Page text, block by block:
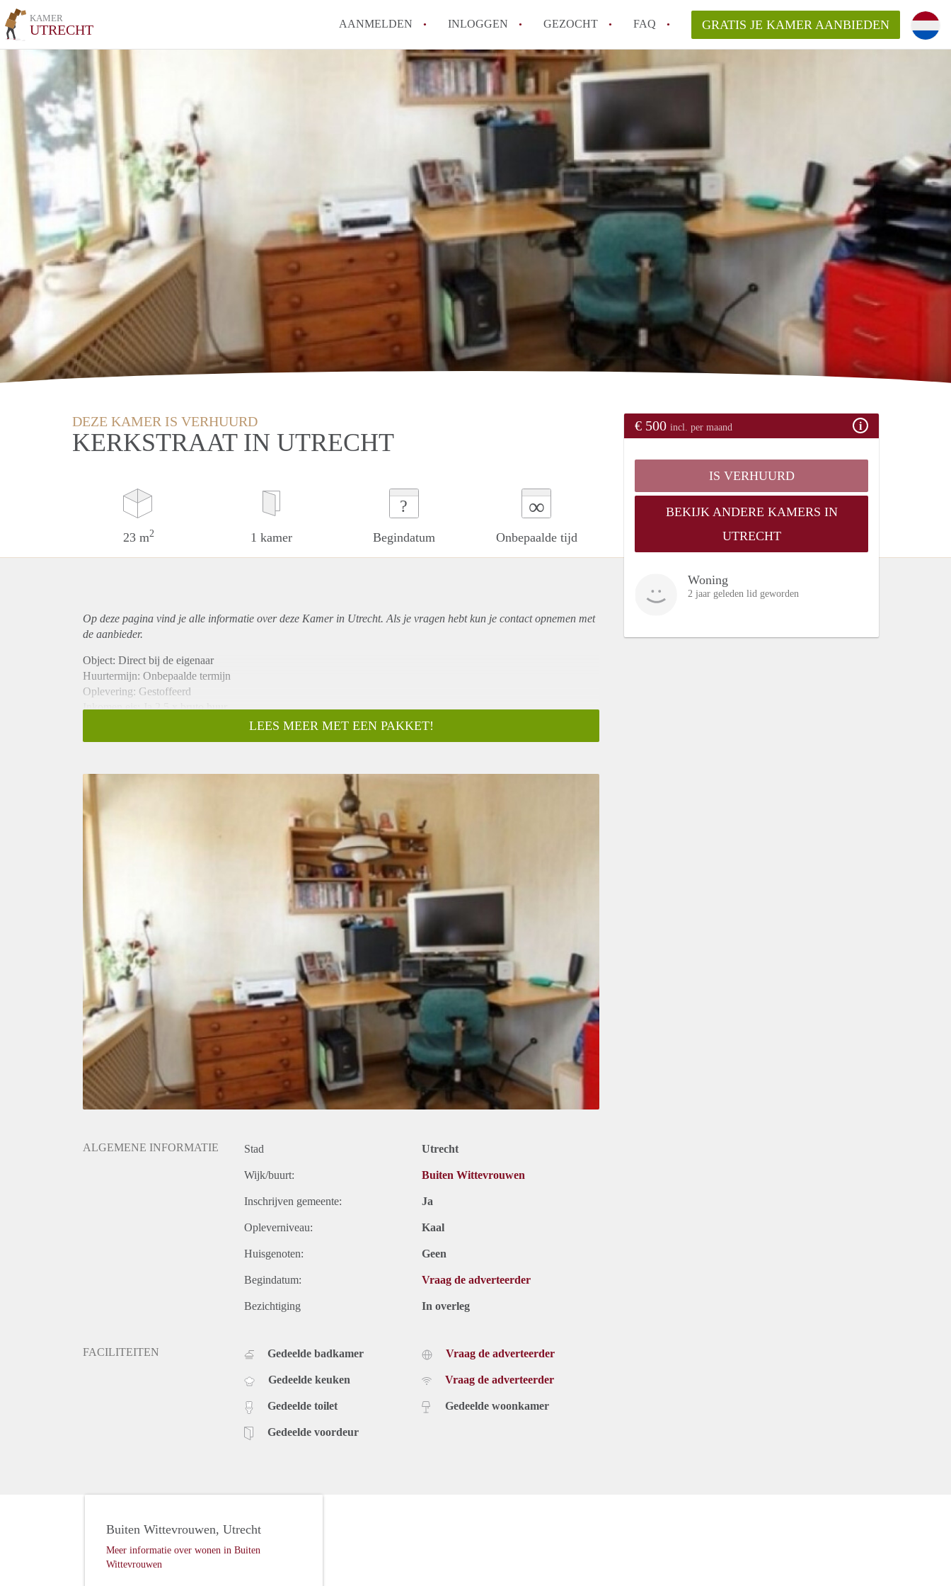
KAMER
UTRECHT AANMELDEN INLOGGEN GEZOCHT FAQ
Hoe vind ik snel een kamer in Utrecht?
Hoe moeilijk is het om een kamer te vinden in Utrecht?
Tips: om in Utrecht een kamer te vinden!
Hoe werkt Kamers Utrecht
How to translate KamersUtrecht!
Alle veelgestelde vragen
GRATIS JE KAMER AANBIEDEN
DEZE KAMER IS VERHUURD
KERKSTRAAT IN UTRECHT
23 m2 1 kamer
?
Begindatum
∞
Onbepaalde tijd
€ 500 incl. per maand
IS VERHUURD
BEKIJK ANDERE KAMERS IN
UTRECHT
Woning
2 jaar geleden lid geworden
Op deze pagina vind je alle informatie over deze Kamer in Utrecht. Als je vragen hebt kun je contact opnemen met
de aanbieder.
Object: Direct bij de eigenaar
Huurtermijn: Onbepaalde termijn
Oplevering: Gestoffeerd
Inkomen eis: Ja 2,5 x bruto huur
Borg: 1 maand
Gedeelde keuken: Nee
Gedeelde Douche: Nee
Gedeelde woonkamer: Nee
LEES MEER MET EEN PAKKET!
ALGEMENE INFORMATIE Stad Utrecht
Wijk/buurt: Buiten Wittevrouwen
Inschrijven gemeente: Ja
Opleverniveau: Kaal
Huisgenoten: Geen
Begindatum: Vraag de adverteerder
Bezichtiging In overleg
FACILITEITEN Gedeelde badkamer
Gedeelde keuken
Gedeelde toilet
Gedeelde voordeur
Vraag de adverteerder
Vraag de adverteerder
Gedeelde woonkamer
Buiten Wittevrouwen, Utrecht
Meer informatie over wonen in Buiten
Wittevrouwen